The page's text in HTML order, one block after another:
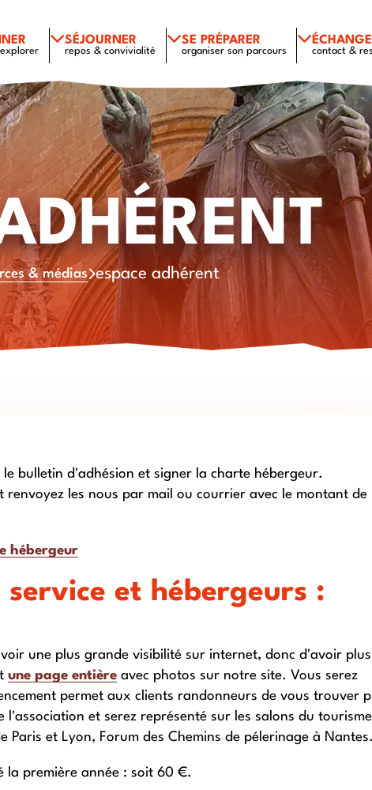
SÉJOURNER
repos & convivialité
SE PRÉPARER
organiser son parcours contact &
& médias espace adhérent
bulletin d'adhésion et signer la charte hébergeur.
renvoyez les nous par mail ou courrier avec le montant de
hébergeur
et hébergeurs :
une plus grande visibilité sur internet, donc d'avoir plus
une page entière avec photos sur notre site. Vous serez
permet aux clients randonneurs de vous trouver
et serez représenté sur les salons du tourisme
Paris et Lyon, Forum des Chemins de pélerinage à Nantes.
la première année : soit 60 €.